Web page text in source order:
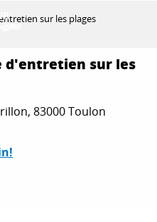
sur les plages
d'entretien sur les
83000 Toulon